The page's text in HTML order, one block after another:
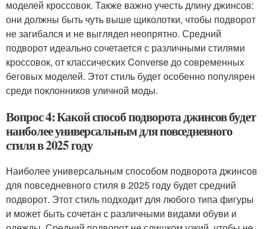
моделей кроссовок. Также важно учесть длину джинсов:
они должны быть чуть выше щиколотки, чтобы подворот
не загибался и не выглядел неопрятно. Средний
подворот идеально сочетается с различными стилями
кроссовок, от классических Converse до современных
беговых моделей. Этот стиль будет особенно популярен
среди поклонников уличной моды.
Вопрос 4: Какой способ подворота джинсов будет
наиболее универсальным для повседневного
стиля в 2025 году
Наиболее универсальным способом подворота джинсов
для повседневного стиля в 2025 году будет средний
подворот. Этот стиль подходит для любого типа фигуры
и может быть сочетан с различными видами обуви и